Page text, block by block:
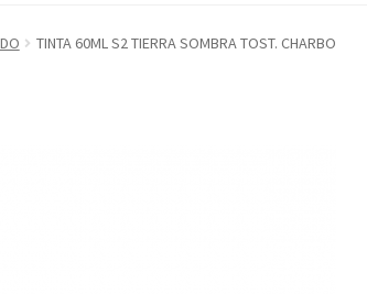
compra InicioMi cuenta Tienda
TINTA 60ML S2 TIERRA SOMBRA TOST. CHARBO